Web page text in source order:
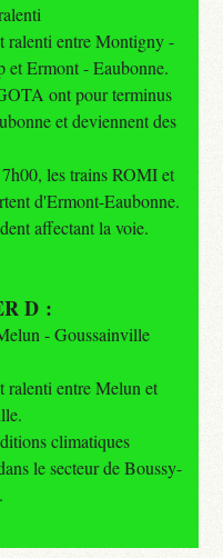
ralenti entre Montigny -
et Ermont - Eaubonne.
ont pour terminus
et deviennent des
les trains ROMI et
d'Ermont-Eaubonne.
affectant la voie.
D :
- Goussainville
ralenti entre Melun et
climatiques
le secteur de Boussy-